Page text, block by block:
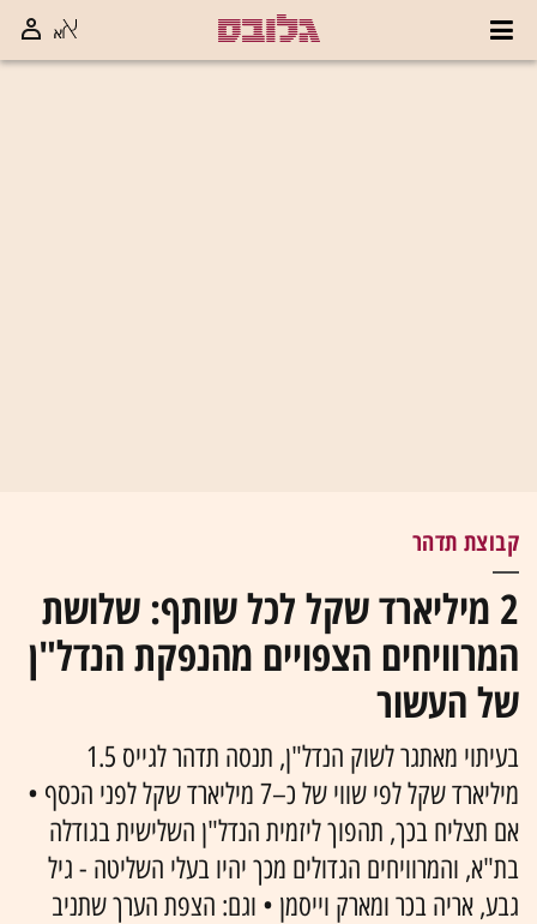
קבוצת תדהר
2 מיליארד שקל לכל שותף: שלושת
המרוויחים הצפויים מהנפקת הנדל"ן
של העשור
בעיתוי מאתגר לשוק הנדל"ן, תנסה תדהר לגייס 1.5
מיליארד שקל לפי שווי של כ–7 מיליארד שקל לפני הכסף •
אם תצליח בכך, תהפוך ליזמית הנדל"ן השלישית בגודלה
בת"א, והמרוויחים הגדולים מכך יהיו בעלי השליטה - גיל
גבע, אריה בכר ומארק וייסמן • וגם: הצפת הערך שתניב